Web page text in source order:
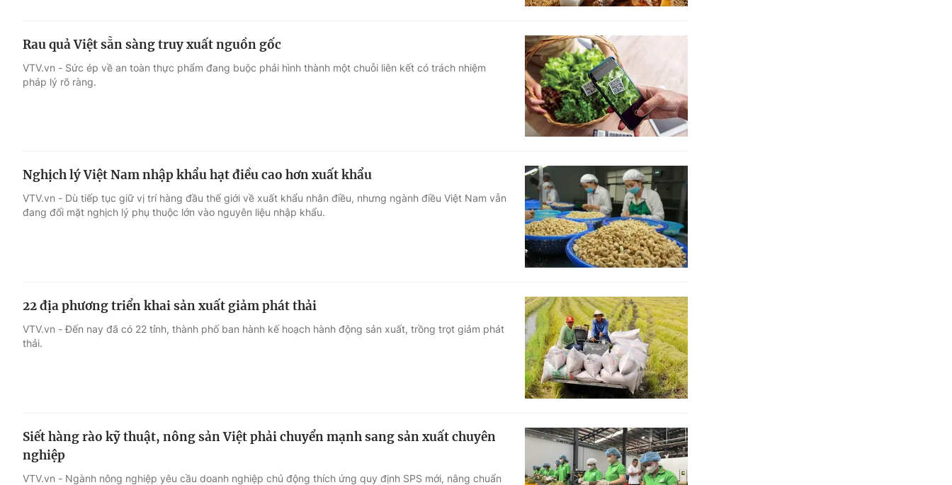
Rau quả Việt sẵn sàng truy xuất nguồn gốc
VTV.vn - Sức ép về an toàn thực phẩm đang buộc phải hình thành một chuỗi liên kết có trách nhiệm
pháp lý rõ ràng.
Nghịch lý Việt Nam nhập khẩu hạt điều cao hơn xuất khẩu
VTV.vn - Dù tiếp tục giữ vị trí hàng đầu thế giới về xuất khẩu nhân điều, nhưng ngành điều Việt Nam vẫn
đang đối mặt nghịch lý phụ thuộc lớn vào nguyên liệu nhập khẩu.
22 địa phương triển khai sản xuất giảm phát thải
VTV.vn - Đến nay đã có 22 tỉnh, thành phố ban hành kế hoạch hành động sản xuất, trồng trọt giảm phát
thải.
Siết hàng rào kỹ thuật, nông sản Việt phải chuyển mạnh sang sản xuất chuyên
nghiệp
VTV.vn - Ngành nông nghiệp yêu cầu doanh nghiệp chủ động thích ứng quy định SPS mới, nâng chuẩn